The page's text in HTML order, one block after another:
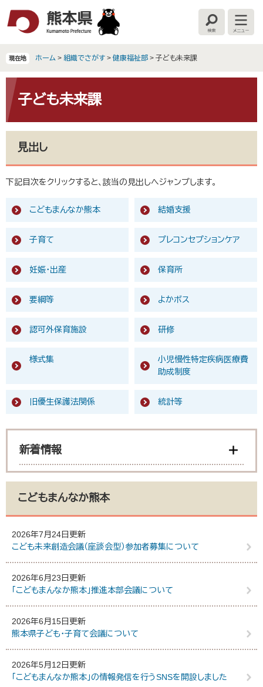
で
ば
文
検
索
メ
ニ
現在地 ホーム > 組織でさがす > 健康福祉部 > 子ども未来課
文 子ども未来課
見出し
下記目次をクリックすると、該当の見出しへジャンプします。
こどもまんなか熊本 結婚支援
子育て プレコンセプションケア
妊娠・出産 保育所
要綱等 よかボス
認可外保育施設 研修
様式集
小児慢性特定疾病医療費
助成制度
旧優生保護法関係 統計等
新着情報
こどもまんなか熊本
2026年7月24日更新
こども未来創造会議（座談会型）参加者募集について
2026年6月23日更新
「こどもまんなか熊本」推進本部会議について
2026年6月15日更新
熊本県子ども・子育て会議について
2026年5月12日更新
「こどもまんなか熊本」の情報発信を行うSNSを開設しました